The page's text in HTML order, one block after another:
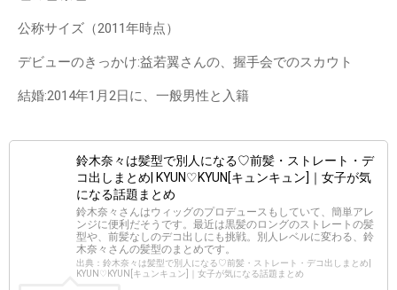
公称サイズ（2011年時点）
デビューのきっかけ:益若翼さんの、握手会でのスカウト
結婚:2014年1月2日に、一般男性と入籍
鈴木奈々は髪型で別人になる♡前髪・ストレート・デ
コ出しまとめ| KYUN♡KYUN[キュンキュン]｜女子が気
になる話題まとめ
鈴木奈々さんはウィッグのプロデュースもしていて、簡単アレ
ンジに便利だそうです。最近は黒髪のロングのストレートの髪
型や、前髪なしのデコ出しにも挑戦。別人レベルに変わる、鈴
木奈々さんの髪型のまとめです。
出典：鈴木奈々は髪型で別人になる♡前髪・ストレート・デコ出しまとめ|
KYUN♡KYUN[キュンキュン]｜女子が気になる話題まとめ